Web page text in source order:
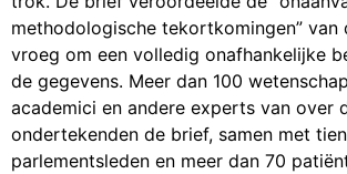
methodologische tekortkomingen” van
vroeg om een ​​volledig onafhankelijke
de gegevens. Meer dan 100
academici en andere experts van over
ondertekenden de brief, samen met tien
parlementsleden en meer dan 70